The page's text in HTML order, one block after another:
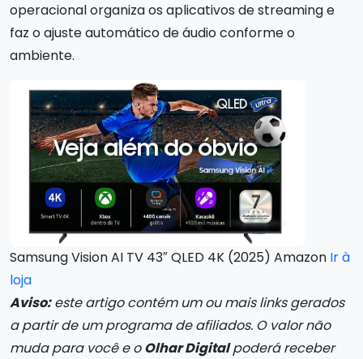
operacional organiza os aplicativos de streaming e
faz o ajuste automático de áudio conforme o
ambiente.
Samsung Vision AI TV 43″ QLED 4K (2025) Amazon Ir à
loja
Aviso:este artigo contém um ou mais links gerados
a partir de um programa de afiliados. O valor não
muda para você e oOlhar Digitalpoderá receber